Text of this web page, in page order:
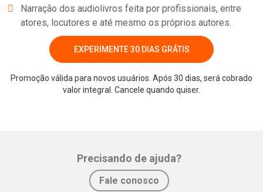
Narração dos audiolivros feita por profissionais, entre
atores, locutores e até mesmo os próprios autores.
EXPERIMENTE 30 DIAS GRÁTIS
Promoção válida para novos usuários. Após 30 dias, será cobrado
valor integral. Cancele quando quiser.
Precisando de ajuda?
Fale conosco